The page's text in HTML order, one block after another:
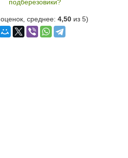
подберезовики?
оценок, среднее: 4,50 из 5)